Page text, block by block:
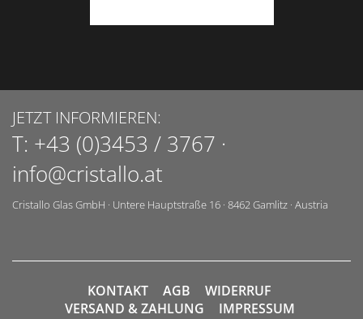
JETZT INFORMIEREN:
T: +43 (0)3453 / 3767 ·
info@cristallo.at
Cristallo Glas GmbH · Untere Hauptstraße 16 · 8462Gamlitz · Austria
KONTAKT AGB
WIDERRUF
VERSAND & ZAHLUNG
IMPRESSUM